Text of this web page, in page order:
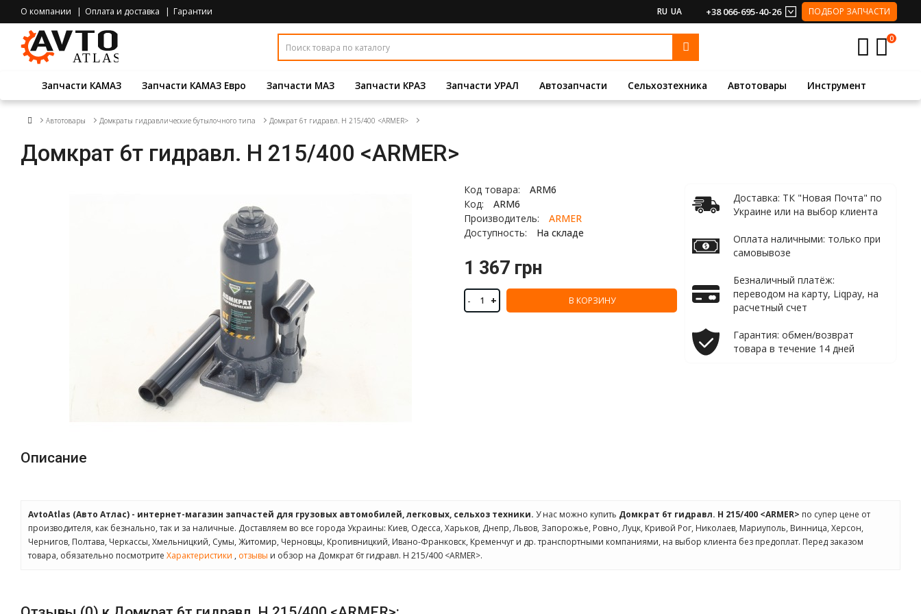
О компании Оплата и доставка Гарантии RU UA +38 066-695-40-26 ПОДБОР ЗАПЧАСТИ
0
Запчасти КАМАЗ Запчасти КАМАЗ Евро Запчасти МАЗ Запчасти КРАЗ Запчасти УРАЛ Автозапчасти Сельхозтехника Автотовары Инструмент
Автотовары Домкраты гидравлические бутылочного типа Домкрат 6т гидравл. H 215/400 <ARMER>
Домкрат 6т гидравл. H 215/400 <ARMER>
Код товара:
ARM6
Код:
ARM6
Производитель:
ARMER
Доступность:
На складе
1 367 грн
- + В КОРЗИНУ
Доставка: ТК "Новая Почта" по
Украине или на выбор клиента
Оплата наличными: только при
самовывозе
Безналичный платёж:
переводом на карту, Liqpay, на
расчетный счет
Гарантия: обмен/возврат
товара в течение 14 дней
Описание
AvtoAtlas (Авто Атлас) - интернет-магазин запчастей для грузовых автомобилей, легковых, сельхоз техники. У нас можно купить Домкрат 6т гидравл. H 215/400 <ARMER> по супер цене от
производителя, как безнально, так и за наличные. Доставляем во все города Украины: Киев, Одесса, Харьков, Днепр, Львов, Запорожье, Ровно, Луцк, Кривой Рог, Николаев, Мариуполь, Винница, Херсон,
Чернигов, Полтава, Черкассы, Хмельницкий, Сумы, Житомир, Черновцы, Кропивницкий, Ивано-Франковск, Кременчуг и др. транспортными компаниями, на выбор клиента без предоплат. Перед заказом
товара, обязательно посмотрите Характеристики , отзывы и обзор на Домкрат 6т гидравл. H 215/400 <ARMER>.